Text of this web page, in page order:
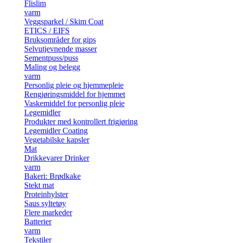
Flislim
varm
Veggsparkel / Skim Coat
ETICS / EIFS
Bruksområder for gips
Selvutjevnende masser
Sementpuss/puss
Maling og belegg
varm
Personlig pleie og hjemmepleie
Rengjøringsmiddel for hjemmet
Vaskemiddel for personlig pleie
Legemidler
Produkter med kontrollert frigjøring
Legemidler Coating
Vegetabilske kapsler
Mat
Drikkevarer Drinker
varm
Bakeri: Brødkake
Stekt mat
Proteinhylster
Saus syltetøy
Flere markeder
Batterier
varm
Tekstiler